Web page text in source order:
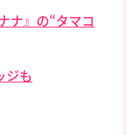
ナ』の“タマコ
ジも